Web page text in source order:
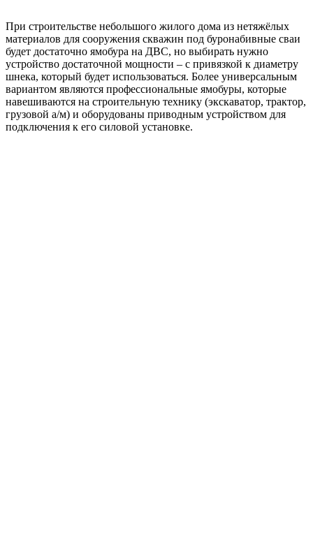
При строительстве небольшого жилого дома из нетяжёлых
материалов для сооружения скважин под буронабивные сваи
будет достаточно ямобура на ДВС, но выбирать нужно
устройство достаточной мощности – с привязкой к диаметру
шнека, который будет использоваться. Более универсальным
вариантом являются профессиональные ямобуры, которые
навешиваются на строительную технику (экскаватор, трактор,
грузовой а/м) и оборудованы приводным устройством для
подключения к его силовой установке.